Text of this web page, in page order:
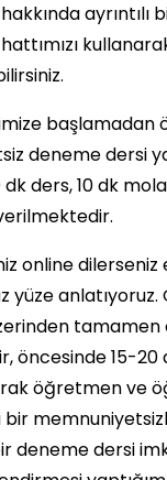
ayrıntılı
hattımızı
başlamadan
deneme dersi
ders, 10 dk
online
yüze anlatıyoruz.
tamamen
öncesinde 15-20
öğretmen ve
bir
deneme dersi